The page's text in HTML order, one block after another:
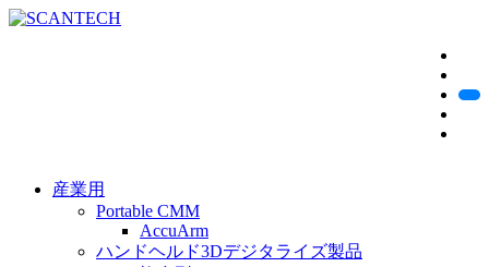
産業用
Portable CMM
AccuArm
ハンドヘルド3Dデジタライズ製品